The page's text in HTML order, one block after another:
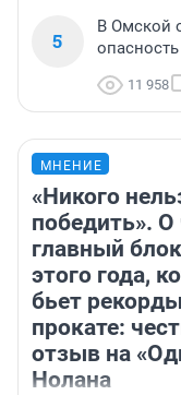
5
В Омской
11 958
МНЕНИЕ
«Никого
победить».
главный
этого года,
бьет
прокате:
отзыв на
Нолана